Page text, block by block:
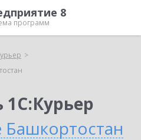
8
программ
1С:Курьер
Башкортостан